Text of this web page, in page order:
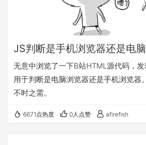
JS判断是手机浏览器还是电
无意中浏览了一下B站HTML源代码，发
用于判断是电脑浏览器还是手机浏览器
不时之需。
6671点热度 0人点赞 afirefish